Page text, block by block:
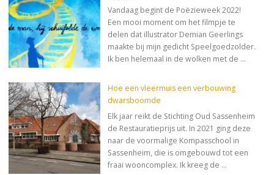
Vandaag begint de Poëzieweek 2022!
Een mooi moment om het filmpje te
delen dat illustrator Demian Geerlings
maakte bij mijn gedicht Speelgoedzolder.
Ik ben helemaal in de wolken met de …
Hoe een vleermuis een verbouwing
dwarsboomde
Elk jaar reikt de Stichting Oud Sassenheim
de Restauratieprijs uit. In 2021 ging deze
naar de voormalige Kompasschool in
Sassenheim, die is omgebouwd tot een
fraai wooncomplex. Ik kreeg de …